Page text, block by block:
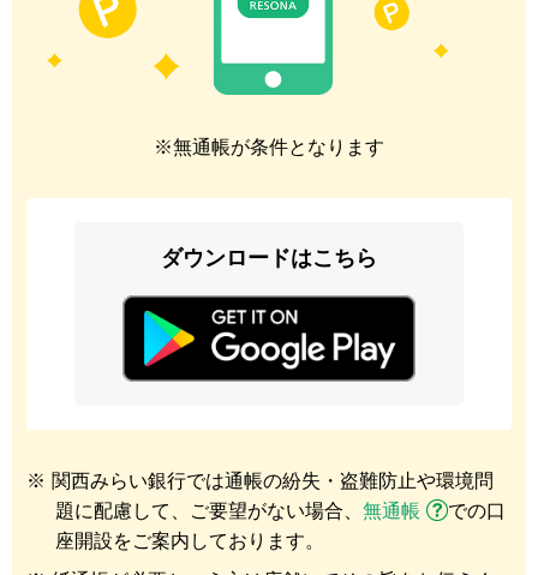
※無通帳が条件となります
ダウンロードはこちら
※ 関西みらい銀行では通帳の紛失・盗難防止や環境問
題に配慮して、ご要望がない場合、 無通帳
での口
座開設をご案内しております。